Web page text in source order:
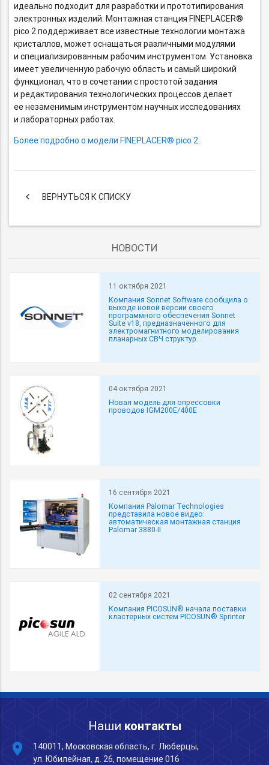
идеально подходит для разработки и прототипирования
электронных изделий. Монтажная станция FINEPLACER®
pico 2 поддерживает все известные технологии монтажа
кристаллов, может оснащаться различными модулями
и специализированным рабочим инструментом. Установка
имеет увеличенную рабочую область и самый широкий
функционал, что в сочетании с простотой задания
и редактирования технологических процессов делает
ее незаменимым инструментом научных исследованиях
и лабораторных работах.
Более подробно о модели FINEPLACER® pico 2.
keyboard_arrow_left ВЕРНУТЬСЯ К СПИСКУ
НОВОСТИ
11 октября 2021
Компания Sonnet Software сообщила о
выходе новой версии своего
программного обеспечения Sonnet
Suite v18, предназначенного для
электромагнитного моделирования
планарных СВЧ структур.
04 октября 2021
Новая модель для опрессовки
проводов IGM200E/400E
16 сентября 2021
Компания Palomar Technologies
представила новое видео:
автоматическая монтажная станция
Palomar 3880-II
02 сентября 2021
Компания PICOSUN® начала поставки
кластерных систем PICOSUN® Sprinter
Наши контакты
place
140011, Московская область, г. Люберцы,
ул. Юбилейная, д. 26, помещение 016